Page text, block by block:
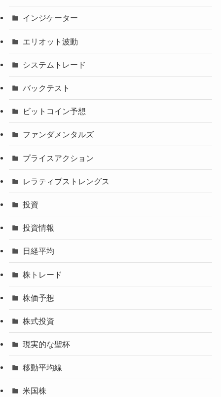
インジケーター
エリオット波動
システムトレード
バックテスト
ビットコイン予想
ファンダメンタルズ
プライスアクション
レラティブストレングス
投資
投資情報
日経平均
株トレード
株価予想
株式投資
現実的な聖杯
移動平均線
米国株